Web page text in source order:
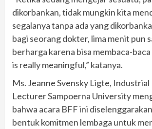
dikorbankan, tidak mungkin kita
segalanya tanpa ada yang
bagi seorang dokter, lima menit pun
berharga karena bisa membaca-
is really meaningful,” katanya.
Ms. Jeanne Svensky Ligte,
Lecturer Sampoerna University
bahwa acara BFF ini
bentuk komitmen lembaga untuk